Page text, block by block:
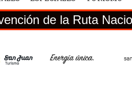
Ruta Nacional 40